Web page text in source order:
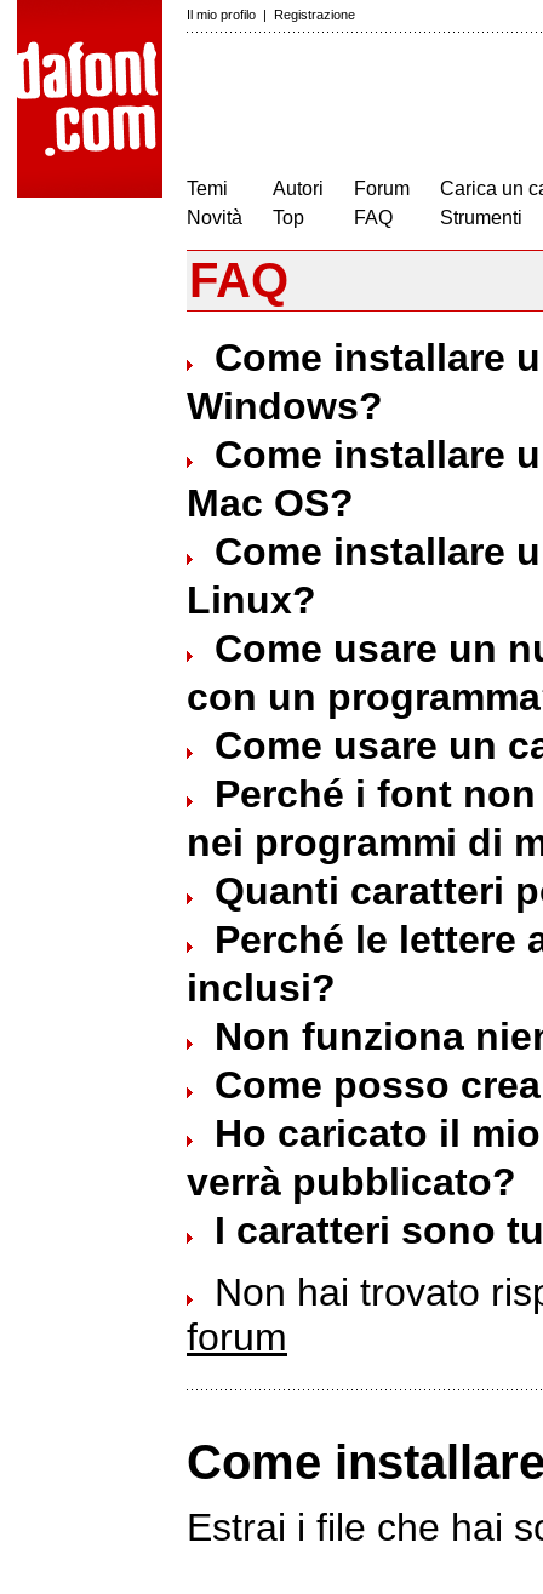
Il mio profilo | Registrazione
Temi
Novità
Autori
Top
Forum
FAQ
Carica un
Strumenti
FAQ
Come installare
Windows?
Come installare
Mac OS?
Come installare
Linux?
Come usare un
con un
Come usare un
Perché i font
nei programmi di
Quanti caratteri
Perché le lettere
inclusi?
Non funziona
Come posso
Ho caricato il
verrà pubblicato?
I caratteri sono
Non hai trovato
forum
Come
Estrai i file che hai